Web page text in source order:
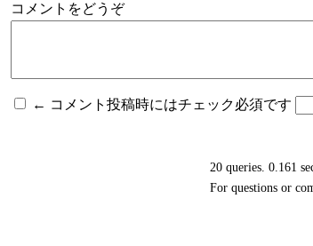
コメントをどうぞ
← コメント投稿時にはチェック必須です
20 queries. 0.161
For questions or